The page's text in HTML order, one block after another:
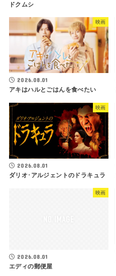
ドクムシ
映画
2026.08.01
アキはハルとごはんを食べたい
映画
2026.08.01
ダリオ･アルジェントのドラキュラ
映画
2026.08.01
エディの郵便屋